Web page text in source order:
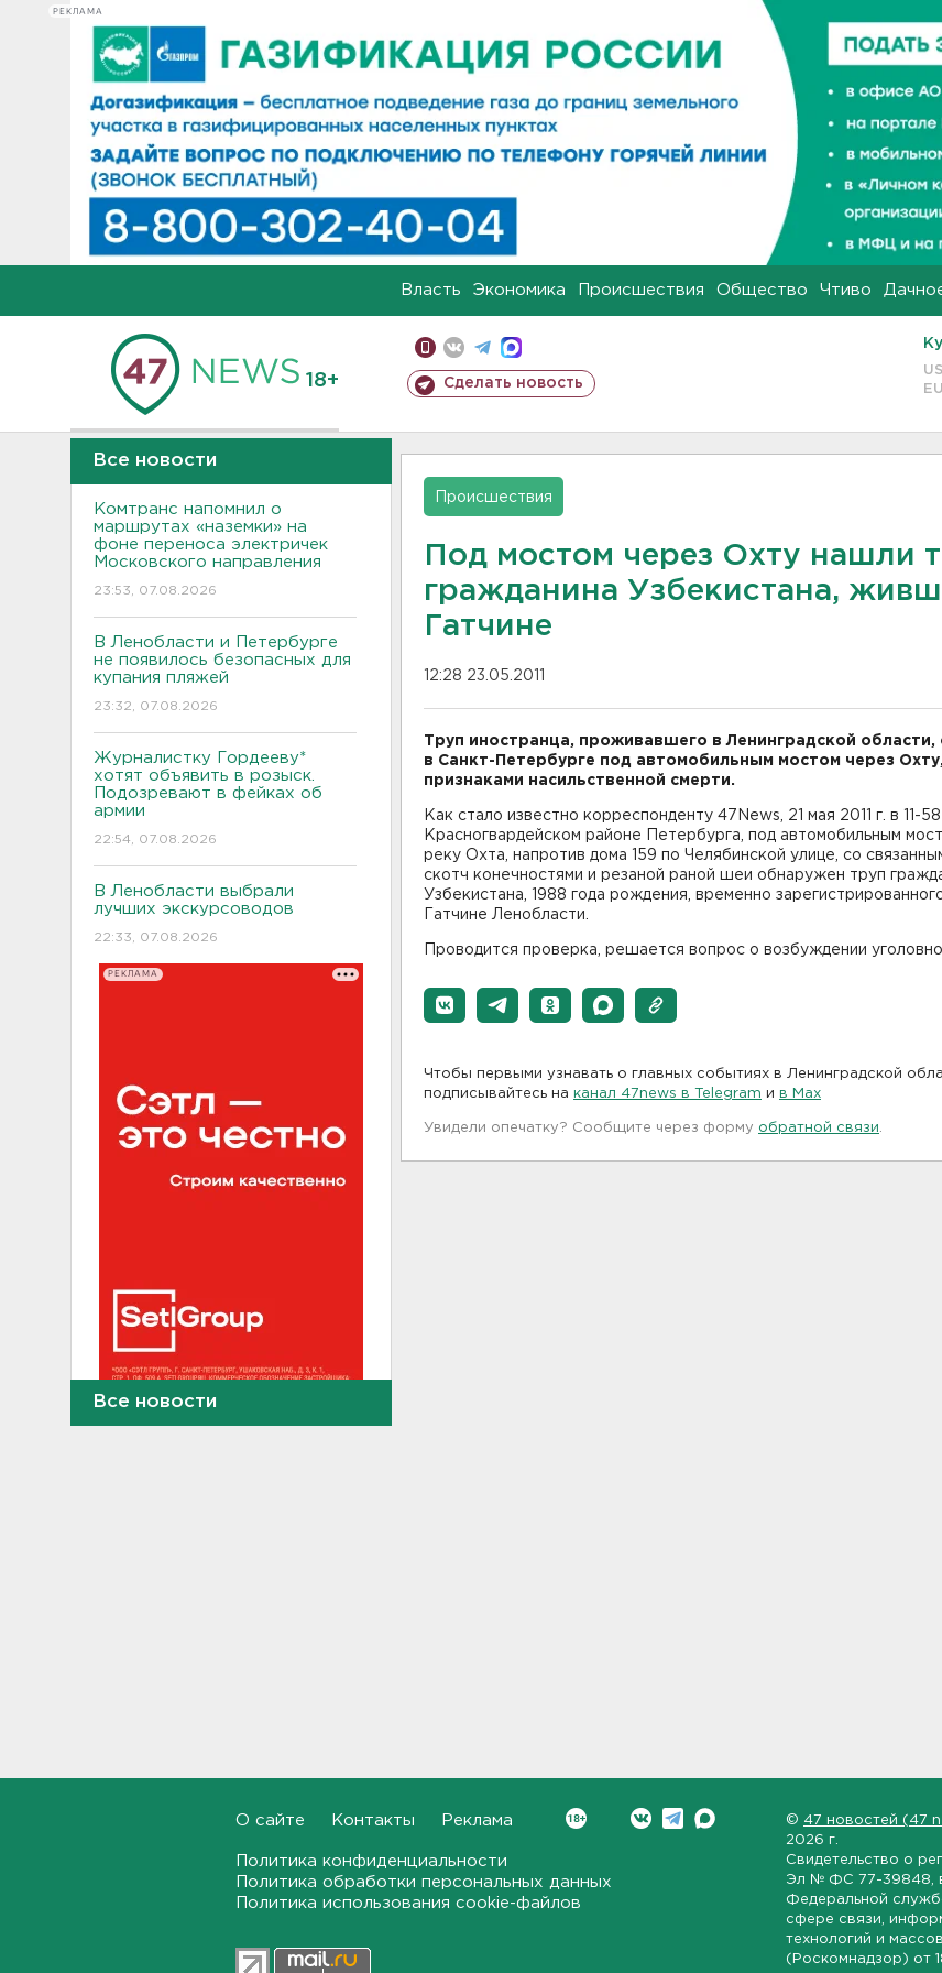
РЕКЛАМА
Власть Экономика Происшествия Общество Чтиво
18+ Сделать новость
Все новости
Комтранс напомнил о
маршрутах «наземки» на
фоне переноса электричек
Московского направления
23:53, 07.08.2026
В Ленобласти и Петербурге
не появилось безопасных для
купания пляжей
23:32, 07.08.2026
Журналистку Гордееву*
хотят объявить в розыск.
Подозревают в фейках об
армии
22:54, 07.08.2026
В Ленобласти выбрали
лучших экскурсоводов
22:33, 07.08.2026
РЕКЛАМА
В Сланцах почти два месяца
Тройняшек выписали из
перинатального центра
Все новости
Происшествия
Под мостом через Охту нашли
гражданина Узбекистана,
Гатчине
12:28 23.05.2011
Труп иностранца, проживавшего в Ленинградской области,
в Санкт-Петербурге под автомобильным мостом через
признаками насильственной смерти.
Как стало известно корреспонденту 47News, 21 мая 2011 г. в 11-58
Красногвардейском районе Петербурга, под автомобильным
реку Охта, напротив дома 159 по Челябинской улице, со
скотч конечностями и резаной раной шеи обнаружен труп
Узбекистана, 1988 года рождения, временно
Гатчине Ленобласти.
Проводится проверка, решается вопрос о возбуждении
Чтобы первыми узнавать о главных событиях в Ленинградской
подписывайтесь на канал 47news в Telegram и в Maх
Увидели опечатку? Сообщите через форму обратной связи
О сайте Контакты Реклама
Политика конфиденциальности
Политика обработки персональных данных
Политика использования cookie-файлов
© 47 новостей (47
2026 г.
Свидетельство о
Эл № ФС 77-39848
Федеральной
сфере связи,
технологий и
(Роскомнадзор) от